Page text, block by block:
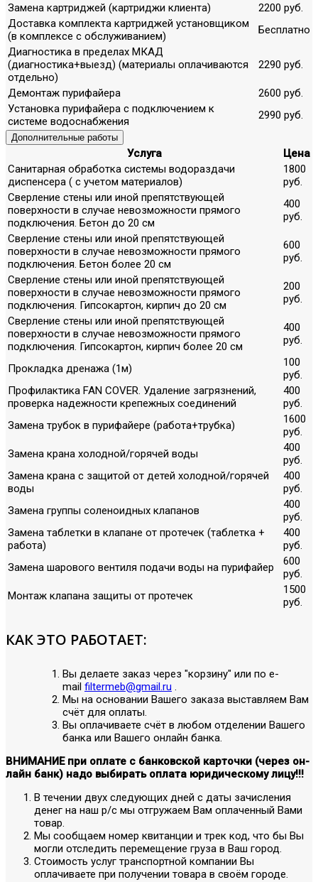
Замена картриджей (картриджи клиента)
2200 руб.
Доставка комплекта картриджей установщиком
(в комплексе с обслуживанием)
Бесплатно
Диагностика в пределах МКАД
(диагностика+выезд) (материалы оплачиваются
отдельно)
2290 руб.
Демонтаж пурифайера
2600 руб.
Установка пурифайера с подключением к
системе водоснабжения
2990 руб.
Дополнительные работы
Услуга
Цена
Санитарная обработка системы водораздачи
диспенсера ( с учетом материалов)
1800
руб.
Сверление стены или иной препятствующей
поверхности в случае невозможности прямого
подключения. Бетон до 20 см
400
руб.
Сверление стены или иной препятствующей
поверхности в случае невозможности прямого
подключения. Бетон более 20 см
600
руб.
Сверление стены или иной препятствующей
поверхности в случае невозможности прямого
подключения. Гипсокартон, кирпич до 20 см
200
руб.
Сверление стены или иной препятствующей
поверхности в случае невозможности прямого
подключения. Гипсокартон, кирпич более 20 см
400
руб.
Прокладка дренажа (1м)
100
руб.
Профилактика FAN COVER. Удаление загрязнений,
проверка надежности крепежных соединений
400
руб.
Замена трубок в пурифайере (работа+трубка)
1600
руб.
Замена крана холодной/горячей воды
400
руб.
Замена крана с защитой от детей холодной/горячей
воды
400
руб.
Замена группы соленоидных клапанов
400
руб.
Замена таблетки в клапане от протечек (таблетка +
работа)
400
руб.
Замена шарового вентиля подачи воды на пурифайер
600
руб.
Монтаж клапана защиты от протечек
1500
руб.
КАК ЭТО РАБОТАЕТ:
Вы делаете заказ через "корзину" или по е-
mail filtermeb@gmail.ru .
Мы на основании Вашего заказа выставляем Вам
счёт для оплаты.
Вы оплачиваете счёт в любом отделении Вашего
банка или Вашего онлайн банка.
ВНИМАНИЕ при оплате с банковской карточки (через он-
лайн банк) надо выбирать оплата юридическому лицу!!!
В течении двух следующих дней с даты зачисления
денег на наш р/с мы отгружаем Вам оплаченный Вами
товар.
Мы сообщаем номер квитанции и трек код, что бы Вы
могли отследить перемещение груза в Ваш город.
Стоимость услуг транспортной компании Вы
оплачиваете при получении товара в своём городе.